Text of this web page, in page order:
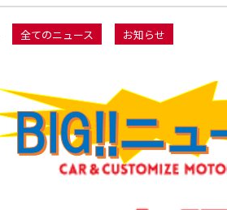
全てのニュース お知らせ